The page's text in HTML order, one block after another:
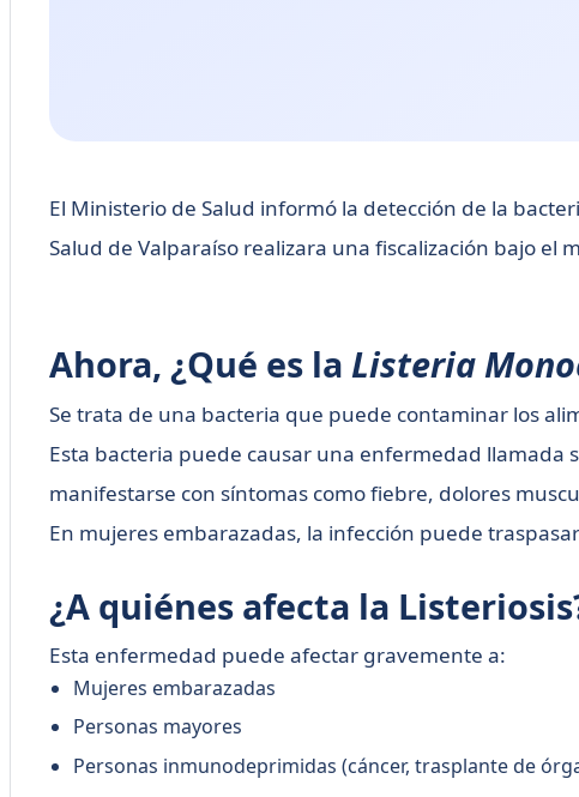
El Ministerio de Salud informó la detección de la
Salud de Valparaíso realizara una fiscalización bajo el
Ahora, ¿Qué es la Listeria
Se trata de una bacteria que puede contaminar los
Esta bacteria puede causar una enfermedad llamada
manifestarse con síntomas como fiebre, dolores
En mujeres embarazadas, la infección puede
¿A quiénes afecta la
Esta enfermedad puede afectar gravemente a:
Mujeres embarazadas
Personas mayores
Personas inmunodeprimidas (cáncer, trasplante de